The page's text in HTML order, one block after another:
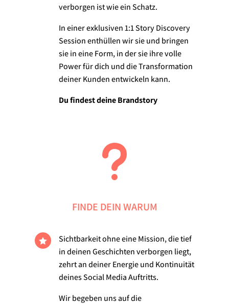
verborgen ist wie ein Schatz.
In einer exklusiven 1:1 Story Discovery
Session enthüllen wir sie und bringen
sie in eine Form, in der sie ihre volle
Power für dich und die Transformation
deiner Kunden entwickeln kann.
Du findest deine Brandstory
u
FINDE DEIN WARUM

Sichtbarkeit ohne eine Mission, die tief
in deinen Geschichten verborgen liegt,
zehrt an deiner Energie und Kontinuität
deines Social Media Auftritts.
Wir begeben uns auf die